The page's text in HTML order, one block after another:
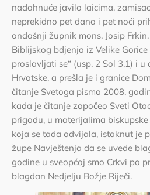
nadahnuće javilo laicima,
neprekidno pet dana i pet noći
ondašnji župnik mons. Josip
Biblijskog bdjenja iz Velike
proslavljati se“ (usp. 2 Sol 3,1) i
Hrvatske, a prešla je i granice
čitanje Svetoga pisma 2008.
kada je čitanje započeo Sveti
prigodu, u materijalima
koja se tada odvijala, istaknut je
župe Navještenja da se uvede
godine u sveopćoj smo Crkvi po
blagdan Nedjelju Božje Riječi.